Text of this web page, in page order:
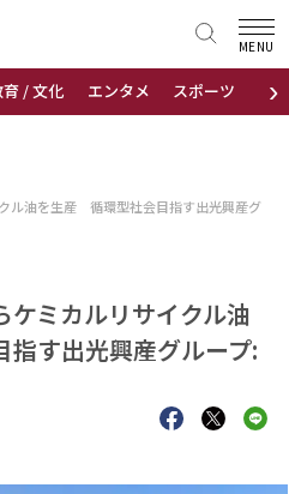
›
/ 文化 エンタメ スポーツ 地域
MENU
ル油を生産 循環型社会目指す出光興産グ
ケミカルリサイクル油
す出光興産グループ: